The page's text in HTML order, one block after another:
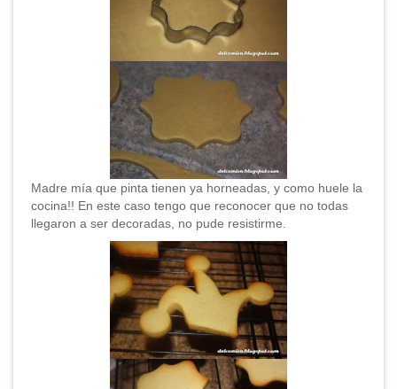
Madre mía que pinta tienen ya horneadas, y como huele la
cocina!! En este caso tengo que reconocer que no todas
llegaron a ser decoradas, no pude resistirme.